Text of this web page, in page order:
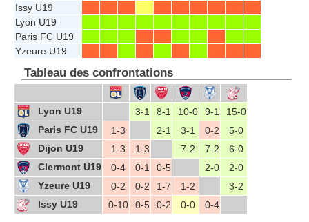
Issy U19
Lyon U19
Paris FC U19
Yzeure U19
Tableau des confrontations
Lyon U19 3-1 8-1 10-0 9-1
15-0
Paris FC U19
1-3 2-1 3-1 0-2
5-0
Dijon U19
1-3 1-3 7-2 7-2
6-0
Clermont U19
0-4 0-1 0-5 2-0
2-0
Yzeure U19
0-2 0-2 1-7 1-2
3-2
Issy U19
0-10 0-5 0-2 0-0 0-4